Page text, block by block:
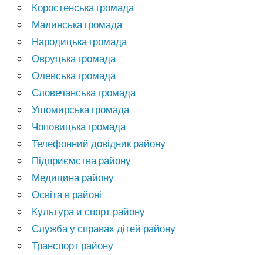
Коростенська громада
Малинська громада
Народицька громада
Овруцька громада
Олевська громада
Словечанська громада
Ушомирська громада
Чоповицька громада
Телефонний довідник району
Підприємства району
Медицина району
Освіта в районі
Культура и спорт району
Служба у справах дітей району
Транспорт району